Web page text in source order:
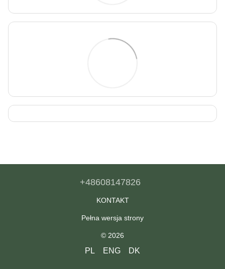
+48608147826
KONTAKT
Pełna wersja strony
© 2026
PL ENG DK